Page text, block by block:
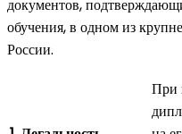
документов,
обучения, в одном из
России.
При